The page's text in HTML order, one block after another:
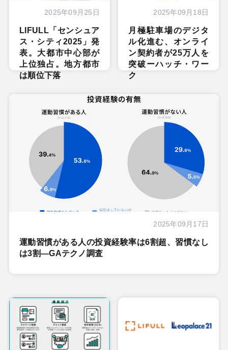
2025年09月25日
LIFULL「センシュア
ス・シティ2025」発
表。大都市中心部が
上位独占。地方都市
は順位下落
2025年09月18日
月極駐車場のデジタ
ル化進む、オンライ
ン契約者が25万人を
突破ーハッチ・ワー
ク
2025年09月17日
運動習慣がある人の投資経験率は6割超、習慣なし
は3割―GAテクノ調査